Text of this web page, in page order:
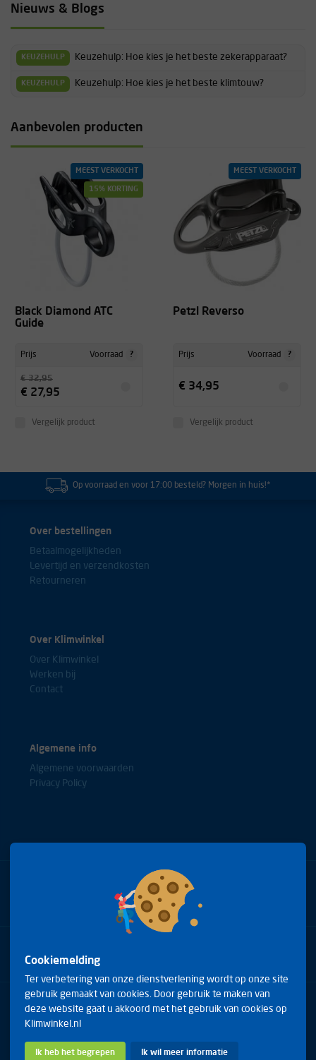
Nieuws & Blogs
KEUZEHULP Keuzehulp: Hoe kies je het beste zekerapparaat?
KEUZEHULP Keuzehulp: Hoe kies je het beste klimtouw?
Aanbevolen producten
MEEST VERKOCHT
15% KORTING
Black Diamond ATC
Guide
Prijs Voorraad ?
€ 32,95
€ 27,95
Vergelijk product
MEEST VERKOCHT
Petzl Reverso
Prijs Voorraad ?
€ 34,95
Vergelijk product
Op voorraad en voor 17:00 besteld? Morgen in huis!*
Over bestellingen
Betaalmogelijkheden
Levertijd en verzendkosten
Retourneren
Over Klimwinkel
Over Klimwinkel
Werken bij
Contact
Algemene info
Algemene voorwaarden
Privacy Policy
Bel met onze experts
+31(0)85 0653688
Arduinstraat 20
4827 HK Breda
Telefoon: +31(0)85 0653688
E-mail: info@klimwinkel.nl
Cookiemelding
Ter verbetering van onze dienstverlening wordt op onze site
gebruik gemaakt van cookies. Door gebruik te maken van
deze website gaat u akkoord met het gebruik van cookies op
Klimwinkel.nl
Ik heb het begrepen Ik wil meer informatie